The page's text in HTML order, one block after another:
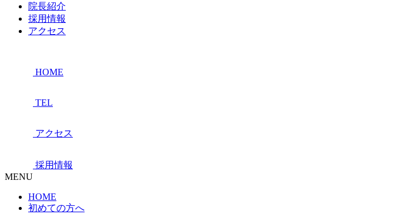
院長紹介
採用情報
アクセス
HOME
TEL
アクセス
採用情報
MENU
HOME
初めての方へ